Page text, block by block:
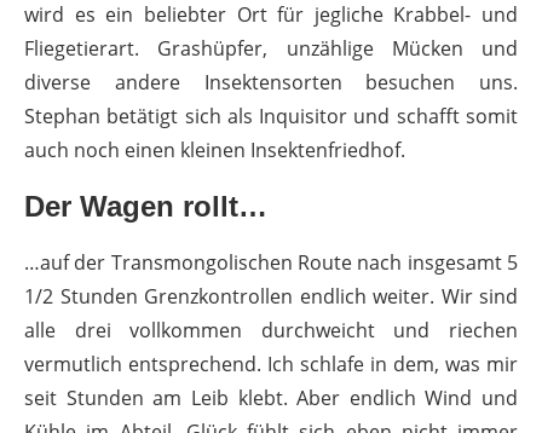
wird es ein beliebter Ort für jegliche Krabbel- und
Fliegetierart. Grashüpfer, unzählige Mücken und
diverse andere Insektensorten besuchen uns.
Stephan betätigt sich als Inquisitor und schafft somit
auch noch einen kleinen Insektenfriedhof.
Der Wagen rollt…
…auf der Transmongolischen Route nach insgesamt 5
1/2 Stunden Grenzkontrollen endlich weiter. Wir sind
alle drei vollkommen durchweicht und riechen
vermutlich entsprechend. Ich schlafe in dem, was mir
seit Stunden am Leib klebt. Aber endlich Wind und